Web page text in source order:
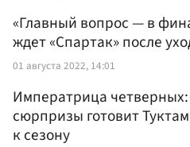
«Главный вопрос — в
ждет «Спартак» после
01 августа 2022, 14:01
Императрица
сюрпризы готовит
к сезону